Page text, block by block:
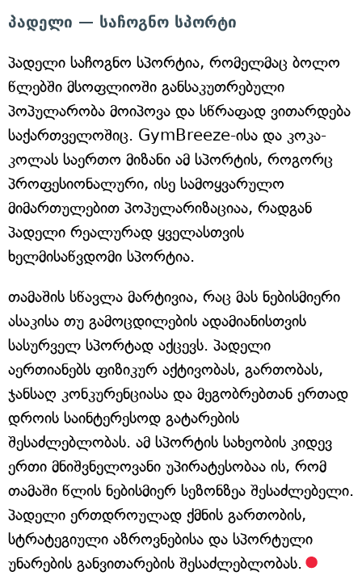
პადელი — საჩოგნო სპორტი
პადელი საჩოგნო სპორტია, რომელმაც ბოლო
წლებში მსოფლიოში განსაკუთრებული
პოპულარობა მოიპოვა და სწრაფად ვითარდება
საქართველოშიც. GymBreeze-ისა და კოკა-
კოლას საერთო მიზანი ამ სპორტის, როგორც
პროფესიონალური, ისე სამოყვარულო
მიმართულებით პოპულარიზაციაა, რადგან
პადელი რეალურად ყველასთვის
ხელმისაწვდომი სპორტია.
თამაშის სწავლა მარტივია, რაც მას ნებისმიერი
ასაკისა თუ გამოცდილების ადამიანისთვის
სასურველ სპორტად აქცევს. პადელი
აერთიანებს ფიზიკურ აქტივობას, გართობას,
ჯანსაღ კონკურენციასა და მეგობრებთან ერთად
დროის საინტერესოდ გატარების
შესაძლებლობას. ამ სპორტის სახეობის კიდევ
ერთი მნიშვნელოვანი უპირატესობაა ის, რომ
თამაში წლის ნებისმიერ სეზონზეა შესაძლებელი.
პადელი ერთდროულად ქმნის გართობის,
სტრატეგიული აზროვნებისა და სპორტული
უნარების განვითარების შესაძლებლობას.